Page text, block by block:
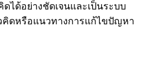
ได้อย่างชัดเจนและเป็นระบบ
ดหรือแนวทางการแก้ไขปัญหา